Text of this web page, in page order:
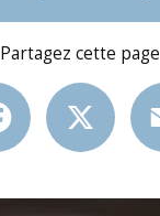
Partagez cette page
Facebook